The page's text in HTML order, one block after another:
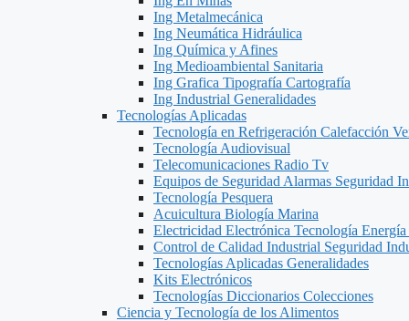
Ing Metalmecánica
Ing Neumática Hidráulica
Ing Química y Afines
Ing Medioambiental Sanitaria
Ing Grafica Tipografía Cartografía
Ing Industrial Generalidades
Tecnologías Aplicadas
Tecnología en Refrigeración Calefacción
Tecnología Audiovisual
Telecomunicaciones Radio Tv
Equipos de Seguridad Alarmas Seguridad
Tecnología Pesquera
Acuicultura Biología Marina
Electricidad Electrónica Tecnología Energía
Control de Calidad Industrial Seguridad
Tecnologías Aplicadas Generalidades
Kits Electrónicos
Tecnologías Diccionarios Colecciones
Ciencia y Tecnología de los Alimentos